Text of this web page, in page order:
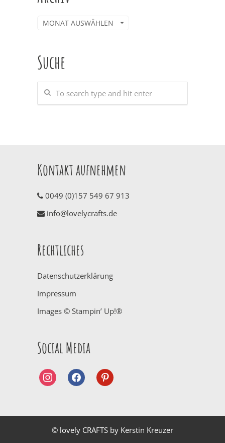
Archiv
Suche
Kontakt aufnehmen
0049 (0)157 549 67 913
info@lovelycrafts.de
Rechtliches
Datenschutzerklärung
Impressum
Images © Stampin’ Up!®
Social Media
instagramfacebookpinterest
© lovely CRAFTS by Kerstin Kreuzer